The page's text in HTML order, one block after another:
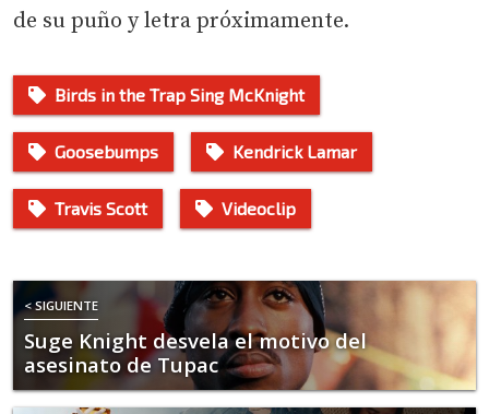
de su puño y letra próximamente.
Birds in the Trap Sing McKnight
Goosebumps Kendrick Lamar
Travis Scott Videoclip
< SIGUIENTE
Suge Knight desvela el motivo del
asesinato de Tupac